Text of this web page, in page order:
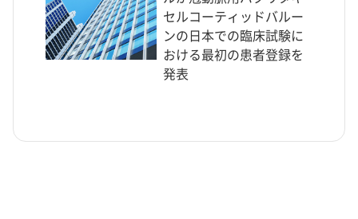
セルコーティッドバルー
ンの日本での臨床試験に
おける最初の患者登録を
発表